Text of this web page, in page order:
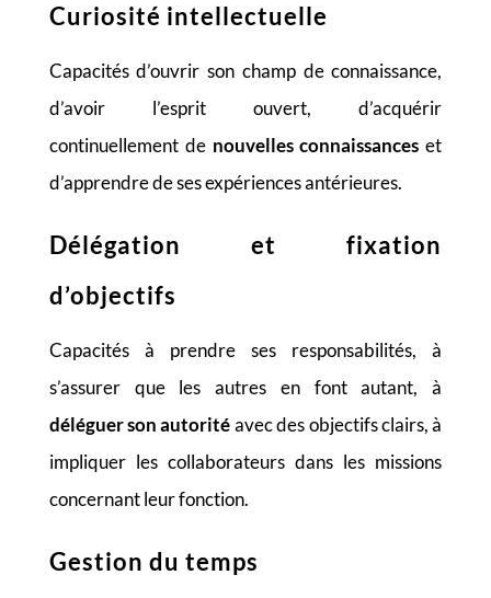
Curiosité intellectuelle
Capacités d’ouvrir son champ de connaissance,
d’avoir l’esprit ouvert, d’acquérir
continuellement de nouvelles connaissances et
d’apprendre de ses expériences antérieures.
Délégation et fixation
d’objectifs
Capacités à prendre ses responsabilités, à
s’assurer que les autres en font autant, à
déléguer son autoritéavec des objectifs clairs, à
impliquer les collaborateurs dans les missions
concernant leur fonction.
Gestion du temps